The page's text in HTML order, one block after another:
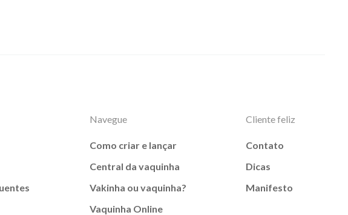
Navegue
Como criar e lançar
Central da vaquinha
Vakinha ou vaquinha?
Vaquinha Online
Cliente feliz
Contato
Dicas
Manifesto